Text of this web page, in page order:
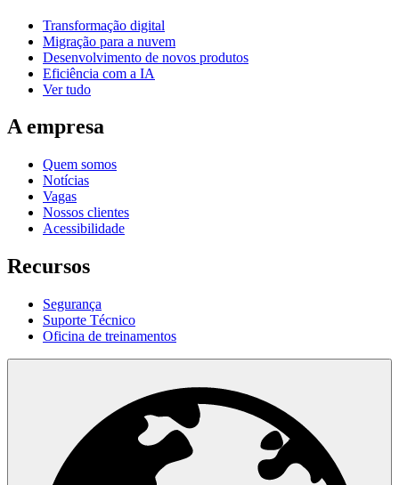
Transformação digital
Migração para a nuvem
Desenvolvimento de novos produtos
Eficiência com a IA
Ver tudo
A empresa
Quem somos
Notícias
Vagas
Nossos clientes
Acessibilidade
Recursos
Segurança
Suporte Técnico
Oficina de treinamentos